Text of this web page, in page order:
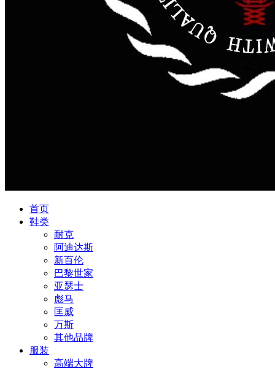
首页
鞋类
耐克
阿迪达斯
新百伦
巴黎世家
亚瑟士
彪马
匡威
万斯
其他品牌
服装
高端大牌